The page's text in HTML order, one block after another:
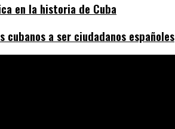
en la historia de Cuba
cubanos a ser ciudadanos españoles